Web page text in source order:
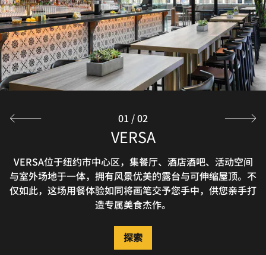
VERSA
VERSA位于纽约市中心区，集餐厅、酒店酒吧、活动空间
与室外场地于一体，拥有风景优美的露台与可伸缩屋顶。不
仅如此，这场用餐体验如同将画笔交予您手中，供您亲手打
造专属美食杰作。
探索
THREAD BAR
纽约市中心区万丽酒店的Thread Bar酒吧将高品质的酒吧
体验与多款特色鸡尾酒巧妙结合，供您优雅放松身心。
探索
01 /02